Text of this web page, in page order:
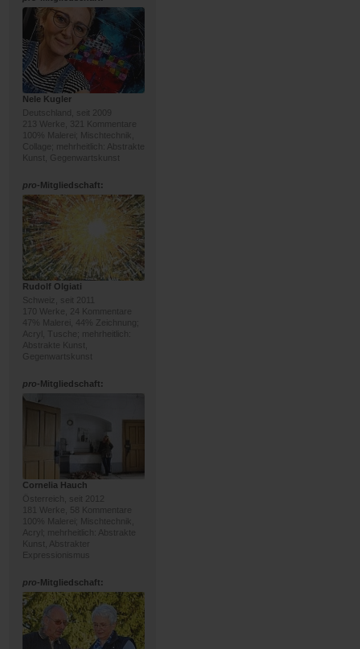
Nele Kugler
Deutschland, seit 2009
213 Werke, 321 Kommentare
100% Malerei; Mischtechnik,
Collage; mehrheitlich: Abstrakte
Kunst, Gegenwartskunst
pro-Mitgliedschaft:
Rudolf Olgiati
Schweiz, seit 2011
170 Werke, 24 Kommentare
47% Malerei, 44% Zeichnung;
Acryl, Tusche; mehrheitlich:
Abstrakte Kunst,
Gegenwartskunst
pro-Mitgliedschaft:
Cornelia Hauch
Österreich, seit 2012
181 Werke, 58 Kommentare
100% Malerei; Mischtechnik,
Acryl; mehrheitlich: Abstrakte
Kunst, Abstrakter
Expressionismus
pro-Mitgliedschaft: